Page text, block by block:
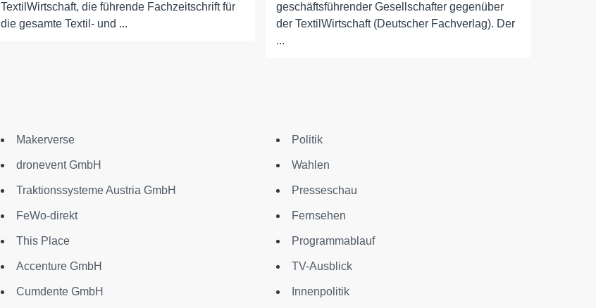
TextilWirtschaft, die führende Fachzeitschrift für
die gesamte Textil- und ...
geschäftsführender Gesellschafter gegenüber
der TextilWirtschaft (Deutscher Fachverlag). Der
...
Makerverse
dronevent GmbH
Traktionssysteme Austria GmbH
FeWo-direkt
This Place
Accenture GmbH
Cumdente GmbH
Politik
Wahlen
Presseschau
Fernsehen
Programmablauf
TV-Ausblick
Innenpolitik